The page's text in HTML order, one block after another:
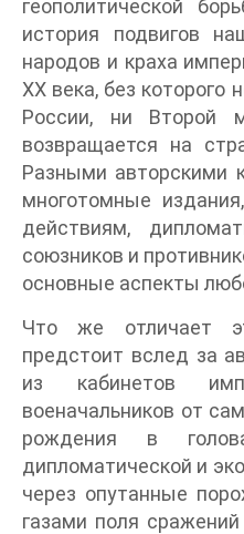
геополитической
история подвигов
народов и краха
XX века, без
России, ни Второй
возвращается на
Разными авторскими
многотомные
действиям,
союзников и
основные аспекты
Что же отличает
предстоит вслед за
из кабинетов
военачальников от
рождения в
дипломатической и
через опутанные
газами поля